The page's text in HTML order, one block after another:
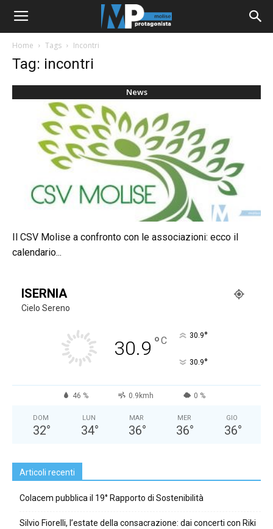
Home Tags Incontri
Tag: incontri
News
Il CSV Molise a confronto con le associazioni: ecco il
calendario...
ISERNIA
Cielo Sereno
30.9 °C 30.9°
30.9°
46 % 0.9kmh 0 %
DOM
32°
LUN
34°
MAR
36°
MER
36°
GIO
36°
Articoli recenti
Colacem pubblica il 19° Rapporto di Sostenibilità
Silvio Fiorelli, l’estate della consacrazione: dai concerti con Riki